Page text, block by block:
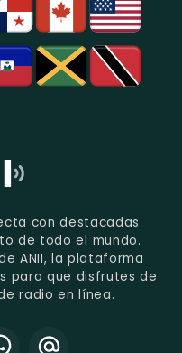
con destacadas
de todo el mundo.
ANII, la plataforma
para que disfrutes de
radio en línea.